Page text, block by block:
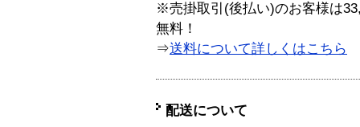
※売掛取引(後払い)のお客様は
無料！
⇒送料について詳しくはこちら
配送について